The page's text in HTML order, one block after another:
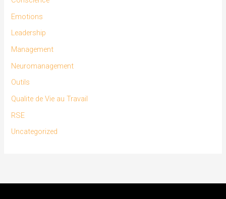
Emotions
Leadership
Management
Neuromanagement
Outils
Qualite de Vie au Travail
RSE
Uncategorized